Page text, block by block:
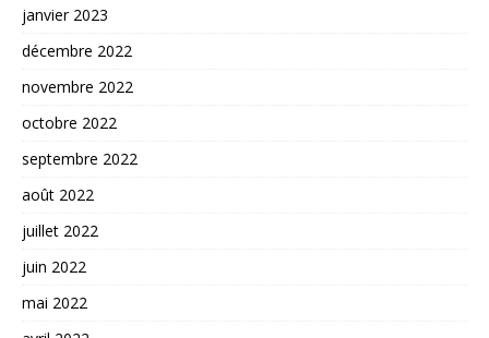
janvier 2023
décembre 2022
novembre 2022
octobre 2022
septembre 2022
août 2022
juillet 2022
juin 2022
mai 2022